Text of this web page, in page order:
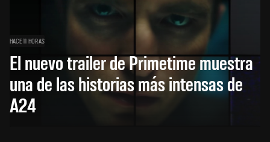
HACE 11 HORAS
El nuevo trailer de Primetime muestra
una de las historias más intensas de
A24